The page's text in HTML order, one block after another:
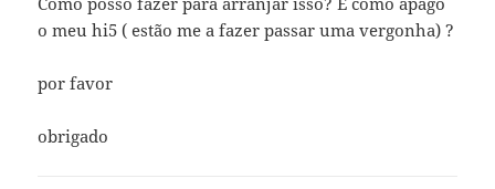
o meu hi5 ( estão me a fazer passar uma vergonha) ?
por favor
obrigado